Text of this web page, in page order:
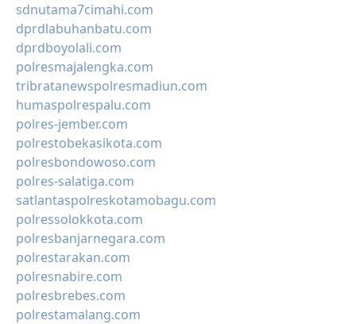
sdnutama7cimahi.com
dprdlabuhanbatu.com
dprdboyolali.com
polresmajalengka.com
tribratanewspolresmadiun.com
humaspolrespalu.com
polres-jember.com
polrestobekasikota.com
polresbondowoso.com
polres-salatiga.com
satlantaspolreskotamobagu.com
polressolokkota.com
polresbanjarnegara.com
polrestarakan.com
polresnabire.com
polresbrebes.com
polrestamalang.com